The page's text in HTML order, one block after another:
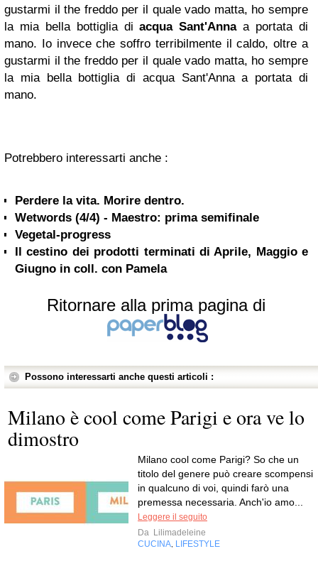
gustarmi il the freddo per il quale vado matta, ho sempre
la mia bella bottiglia diacqua Sant'Annaa portata di
mano. Io invece che soffro terribilmente il caldo, oltre a
gustarmi il the freddo per il quale vado matta, ho sempre
la mia bella bottiglia di acqua Sant'Anna a portata di
mano.
Potrebbero interessarti anche :
Perdere la vita. Morire dentro.
Wetwords (4/4) - Maestro: prima semifinale
Vegetal-progress
Il cestino dei prodotti terminati di Aprile, Maggio e
Giugno in coll. con Pamela
Ritornare alla prima pagina di
Possono interessarti anche questi articoli :
Milano è cool come Parigi e ora ve lo
dimostro
Milano cool come Parigi? So che un
titolo del genere può creare scompensi
in qualcuno di voi, quindi farò una
premessa necessaria. Anch'io amo...
Leggere il seguito
Da Lilimadeleine
CUCINA LIFESTYLE